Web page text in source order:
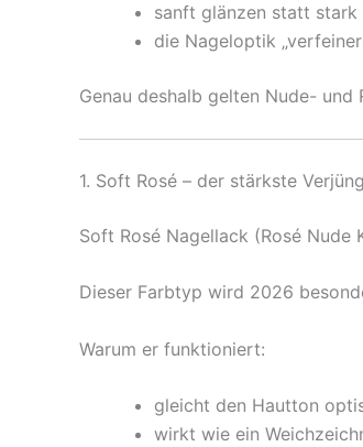
sanft glänzen statt
die Nageloptik
Genau deshalb gelten Nude-
1. Soft Rosé – der stärkste
Soft Rosé Nagellack (Rosé Nude
Dieser Farbtyp wird 2026
Warum er funktioniert:
gleicht den Hautton
wirkt wie ein